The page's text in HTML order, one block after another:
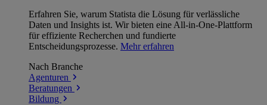
Erfahren Sie, warum Statista die Lösung für verlässliche
Daten und Insights ist. Wir bieten eine All-in-One-Plattform
für effiziente Recherchen und fundierte
Entscheidungsprozesse. Mehr erfahren
Nach Branche
Agenturen
Beratungen
Bildung